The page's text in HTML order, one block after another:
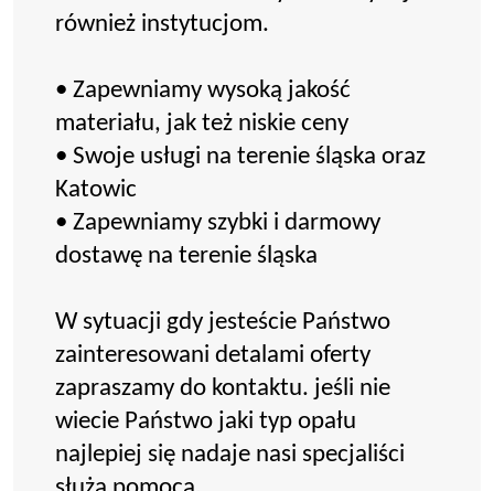
również instytucjom.
• Zapewniamy wysoką jakość
materiału, jak też niskie ceny
• Swoje usługi na terenie śląska oraz
Katowic
• Zapewniamy szybki i darmowy
dostawę na terenie śląska
W sytuacji gdy jesteście Państwo
zainteresowani detalami oferty
zapraszamy do kontaktu. jeśli nie
wiecie Państwo jaki typ opału
najlepiej się nadaje nasi specjaliści